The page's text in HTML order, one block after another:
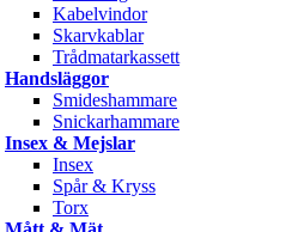
Kabelvindor
Skarvkablar
Trådmatarkassett
Handsläggor
Smideshammare
Snickarhammare
Insex & Mejslar
Insex
Spår & Kryss
Torx